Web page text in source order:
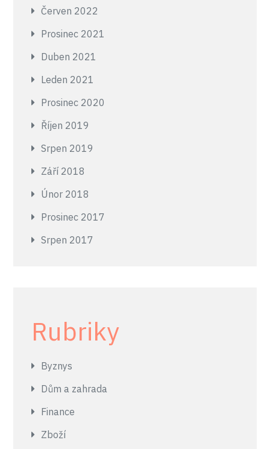
Červen 2022
Prosinec 2021
Duben 2021
Leden 2021
Prosinec 2020
Říjen 2019
Srpen 2019
Září 2018
Únor 2018
Prosinec 2017
Srpen 2017
Rubriky
Byznys
Dům a zahrada
Finance
Zboží